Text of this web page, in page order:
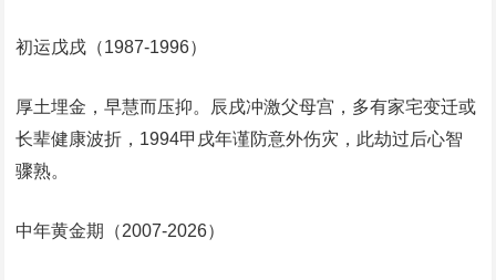
‌初运戊戌（1987-1996）
厚土埋金，早慧而压抑。辰戌冲激父母宫，多有家宅变迁或
长辈健康波折，1994甲戌年谨防意外伤灾，此劫过后心智
骤熟。
‌中年黄金期（2007-2026）‌